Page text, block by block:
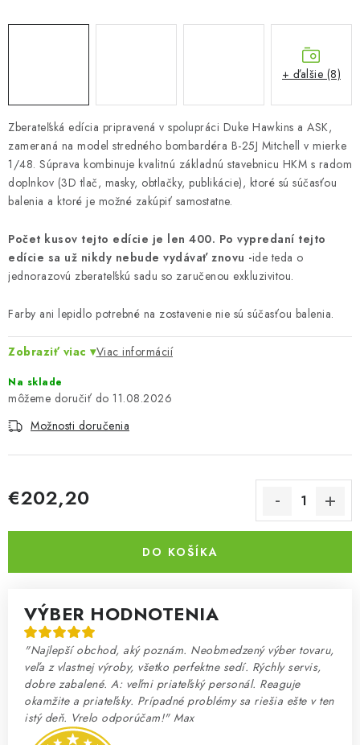
Preprava a platba
Zásady ochrany osobných údajov
Postup pri podávaní sťažností
Veľkoobchod
Prevodník modelárskych farieb
Modelársky slovník Art Scale
FAQ
Výstavy 2026
Zberateľská edícia pripravená v spolupráci Duke Hawkins a ASK,
zameraná na model stredného bombardéra B-25J Mitchell v mierke
1/48. Súprava kombinuje kvalitnú základnú stavebnicu HKM s radom
doplnkov (3D tlač, masky, obtlačky, publikácie), ktoré sú súčasťou
balenia a ktoré je možné zakúpiť samostatne.
Počet kusov tejto edície je len 400. Po vypredaní tejto
edície sa už nikdy nebude vydávať znovu -ide teda o
jednorazovú zberateľskú sadu so zaručenou exkluzivitou.
Farby ani lepidlo potrebné na zostavenie nie sú súčasťou balenia.
Zobraziť viac Viac informácií
Na sklade
11.08.2026
Možnosti doručenia
€202,20
DO KOŠÍKA
VÝBER HODNOTENIA
"Najlepší obchod, aký poznám. Neobmedzený výber tovaru,
veľa z vlastnej výroby, všetko perfektne sedí. Rýchly servis,
dobre zabalené. A: veľmi priateľský personál. Reaguje
okamžite a priateľsky. Prípadné problémy sa riešia ešte v ten
istý deň. Vrelo odporúčam!" Max
+ ďalšie (8)